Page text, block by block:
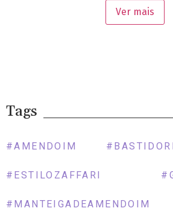
1 colher (sopa) de fermento
amendoim triturado e o fermento,
180 graus, até que esteja dourado e
Ver mais
Tags
#AMENDOIM
#ESTILOZAFFARI
#MANTEIGADEAMENDOIM